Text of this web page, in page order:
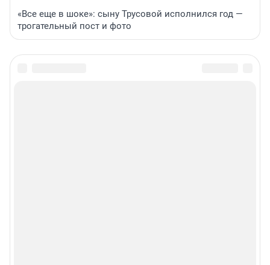
«Все еще в шоке»: сыну Трусовой исполнился год —
трогательный пост и фото